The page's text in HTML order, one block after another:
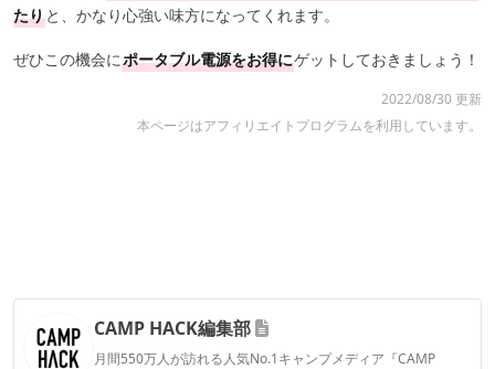
たりと、かなり心強い味方になってくれます。
ぜひこの機会にポータブル電源をお得にゲットしておきましょう！
2022/08/30 更新
本ページはアフィリエイトプログラムを利用しています。
CAMP HACK編集部
月間550万人が訪れる人気No.1キャンプメディア『CAMP